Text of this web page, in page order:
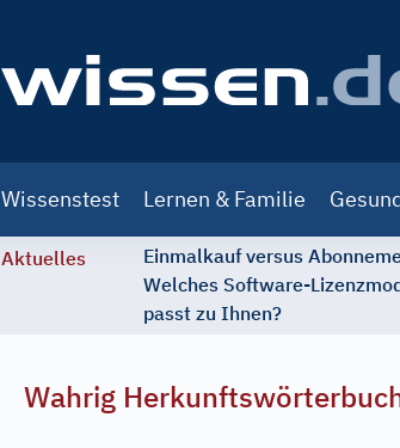
navigation
Wissenstest Lernen & Familie
Aktuelles
Einmalkauf versus
Welches Software-
passt zu Ihnen?
Wahrig